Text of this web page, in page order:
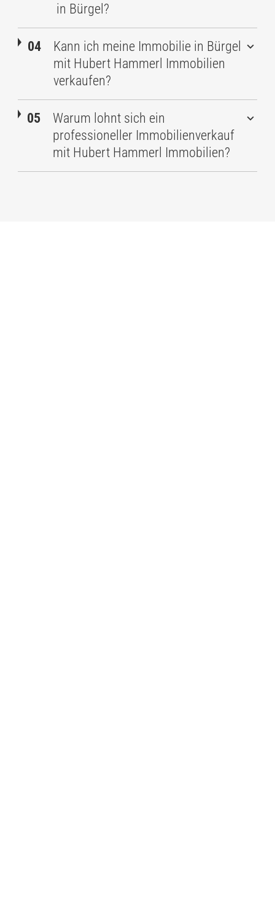
in Bürgel?
Kann ich meine Immobilie in Bürgel
mit Hubert Hammerl Immobilien
verkaufen?
Warum lohnt sich ein
professioneller Immobilienverkauf
mit Hubert Hammerl Immobilien?